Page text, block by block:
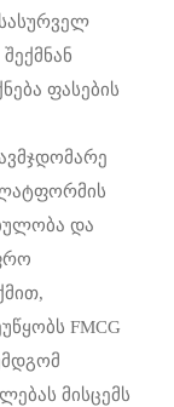
ფასების
და
FMCG
მისცემს